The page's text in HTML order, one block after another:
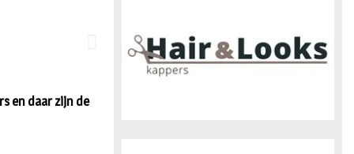
en daar zijn de